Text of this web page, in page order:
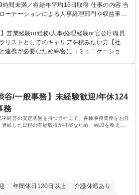
／有給年平均16日取得 仕事の内容 当
ーテーションによる人事経理部門や収益事業
広い部署での業務をお任せいたします。研修
ます！ ※下記業務詳細 【業務詳細】■
など当公社の運営に係る管理業務 ■収益部
運営、新宿駅西口広場の「イベントコーナ
学ツアー事業 ※入社後は上記いずれかの部門
める業務 募集職種 【都庁グル
月平均9時間未満／有給年平均16日取得
営業経験or総務/人事/経理経験or官公庁職員
リストとしてのキャリアを積みたい方【社
連携が必要なため綿密にコミュニケーション
験できます。 ■様々なプロジェクト：駐車場
に設置された照明を兼ねた広告「ブライトサ
、事業収益を生み出す活動を積極的に行って
谷/一般事務】未経験歓迎/年休124
務
経営の安定基盤を持つ当社にて、各種事務業務をお任
続した日程の有給取得が可能なため、WLBを整えた
年間休日120日以上
介護休暇あり